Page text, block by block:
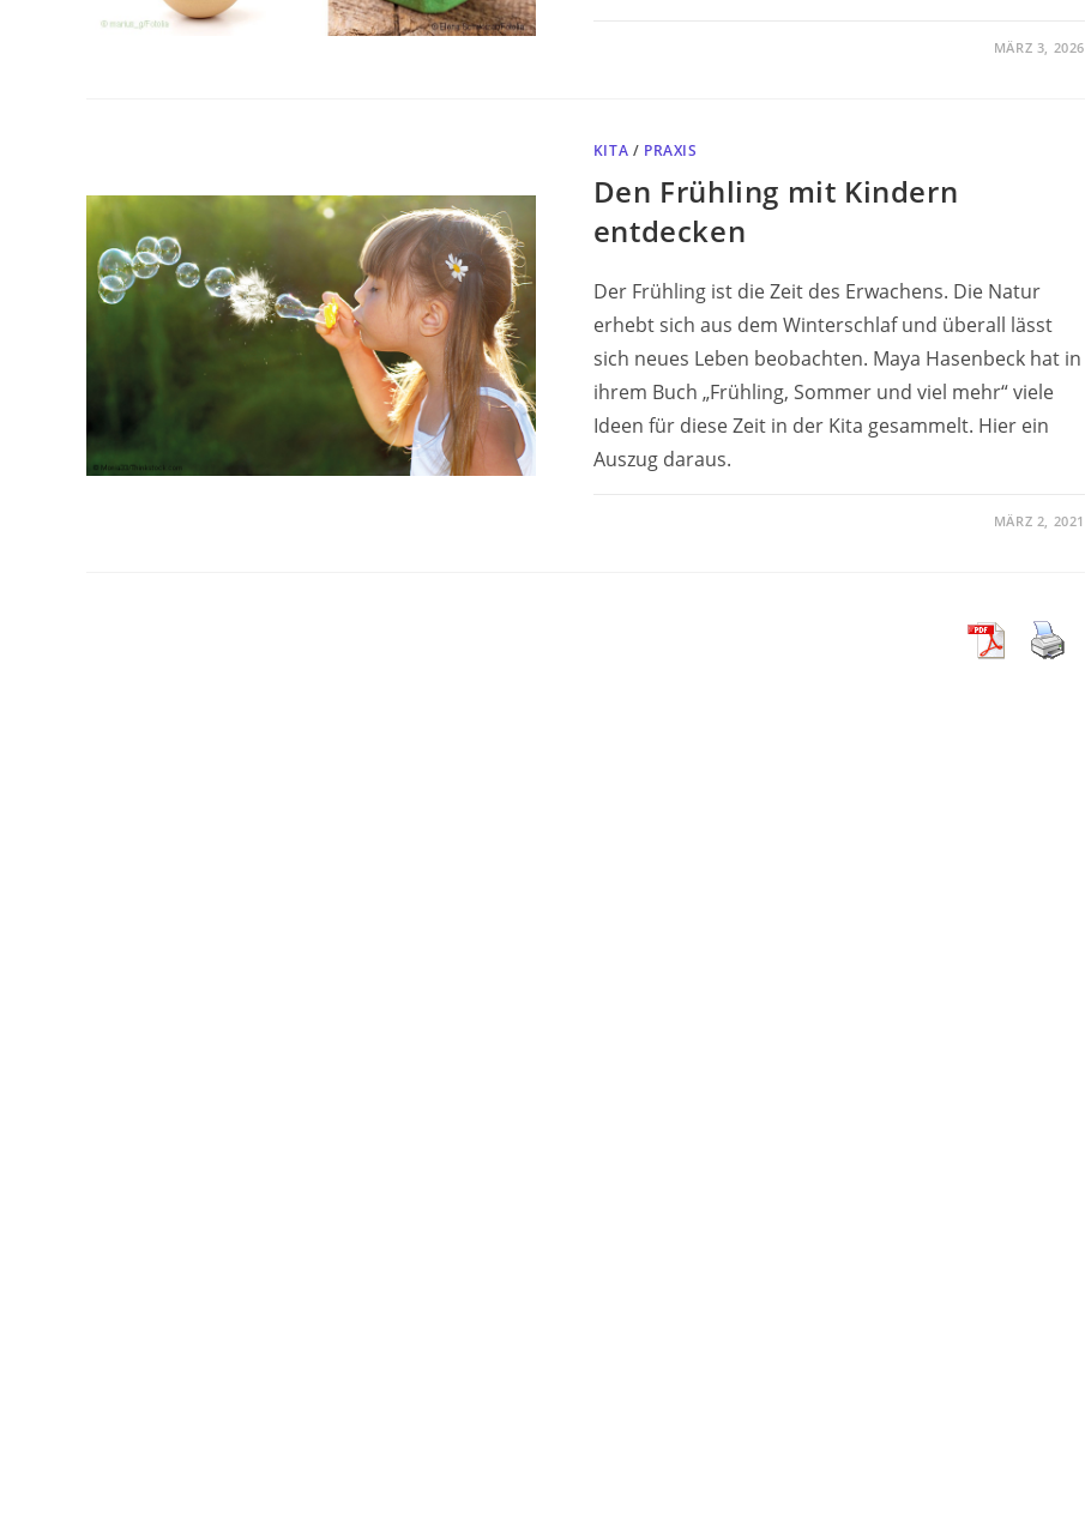
MÄRZ 3, 2026
KITA / PRAXIS
Den Frühling mit Kindern
entdecken
Der Frühling ist die Zeit des Erwachens. Die Natur
erhebt sich aus dem Winterschlaf und überall lässt
sich neues Leben beobachten. Maya Hasenbeck hat in
ihrem Buch „Frühling, Sommer und viel mehr“ viele
Ideen für diese Zeit in der Kita gesammelt. Hier ein
Auszug daraus.
MÄRZ 2, 2021